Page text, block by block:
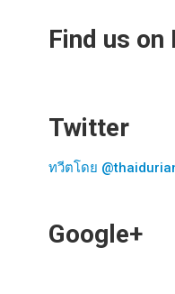
Find us on
Twitter
ทวีตโดย
Google+